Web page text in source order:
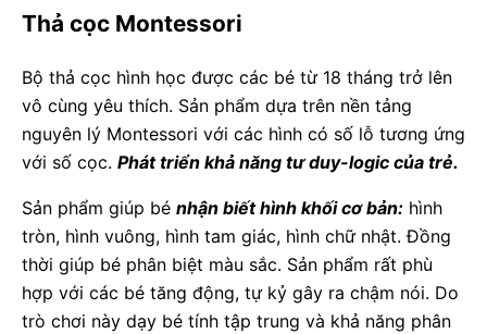
Thả cọc Montessori
Bộ thả cọc hình học được các bé từ 18 tháng trở lên
vô cùng yêu thích. Sản phẩm dựa trên nền tảng
nguyên lý Montessori với các hình có số lỗ tương ứng
với số cọc. Phát triển khả năng tư duy-logic của trẻ.
Sản phẩm giúp bé nhận biết hình khối cơ bản: hình
tròn, hình vuông, hình tam giác, hình chữ nhật. Đồng
thời giúp bé phân biệt màu sắc. Sản phẩm rất phù
hợp với các bé tăng động, tự kỷ gây ra chậm nói. Do
trò chơi này dạy bé tính tập trung và khả năng phân